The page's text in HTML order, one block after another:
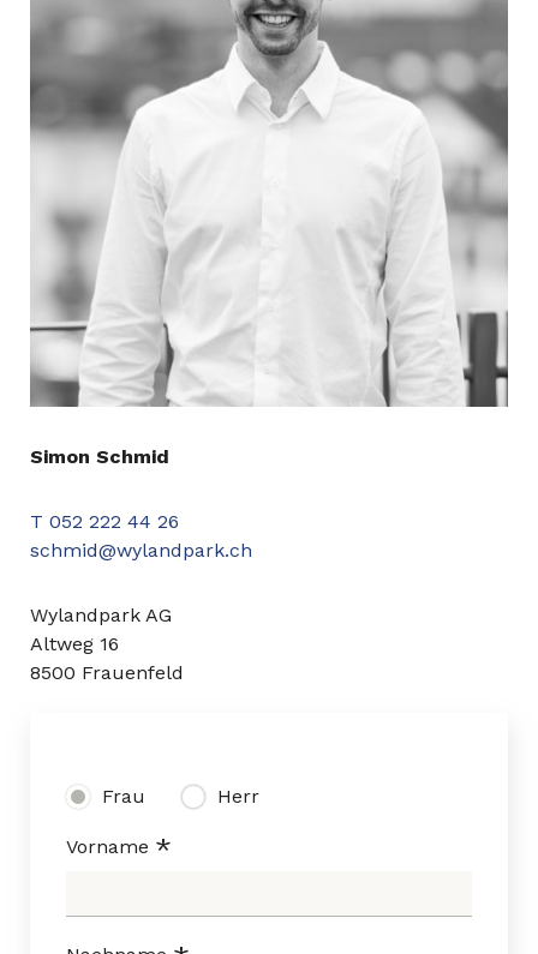
Simon Schmid
T 052 222 44 26
schmid@wylandpark.ch
Wylandpark AG
Altweg 16
8500 Frauenfeld
Frau Herr
Vorname